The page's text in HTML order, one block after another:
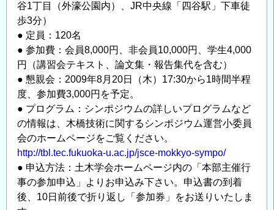
谷1丁目（外濠公園内）、JR中央線「四谷駅」下車徒
歩3分）
● 定員：120名
● 参加費：会員8,000円、非会員10,000円、学生4,000
円（講習会テキスト、論文集・報告集代を含む）
● 懇親会：2009年8月20日（木）17:30から1時間半程
度、参加費3,000円を予定。
● プログラム：シンポジウムの詳しいプログラムなど
の情報は、木橋技術に関するシンポジウム運営小委員
会のホームページをご覧ください。
http://tbl.tec.fukuoka-u.ac.jp/jsce-mokkyo-sympo/
● 申込方法：土木学会ホームページ内の「本部主催行
事の参加申込」よりお申込み下さい。申込書の到着
後、10日前後で折り返し「参加券」をお送りいたしま